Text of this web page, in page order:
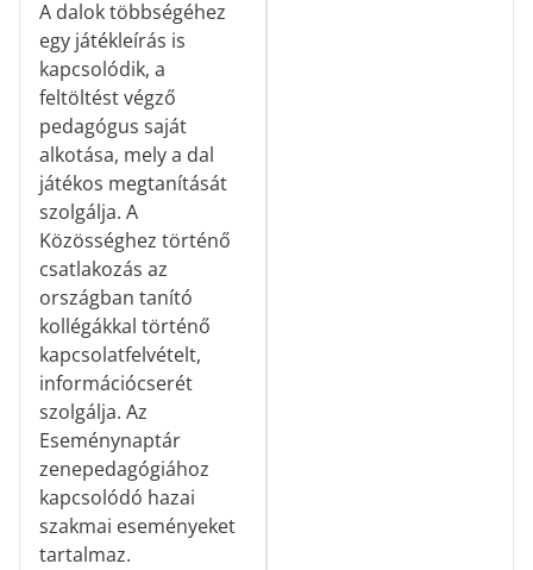
A dalok többségéhez
egy játékleírás is
kapcsolódik, a
feltöltést végző
pedagógus saját
alkotása, mely a dal
játékos megtanítását
szolgálja. A
Közösséghez történő
csatlakozás az
országban tanító
kollégákkal történő
kapcsolatfelvételt,
információcserét
szolgálja. Az
Eseménynaptár
zenepedagógiához
kapcsolódó hazai
szakmai eseményeket
tartalmaz.